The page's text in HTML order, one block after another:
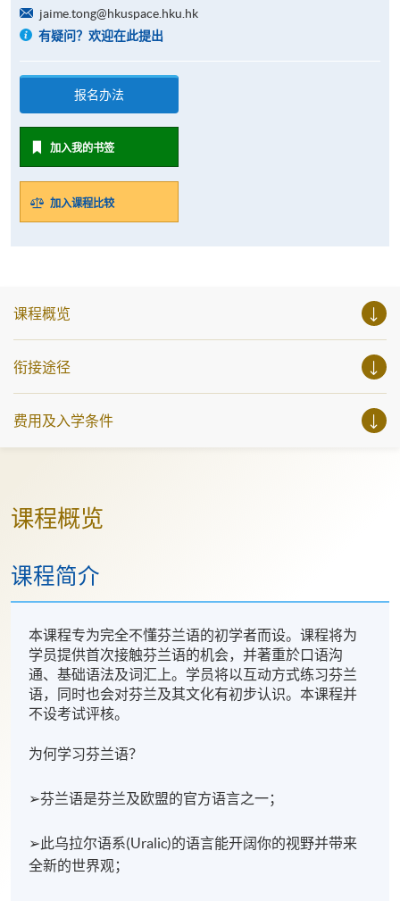
jaime.tong@hkuspace.hku.hk
有疑问？欢迎在此提出
报名办法
加入我的书签
加入课程比较
课程概览
衔接途径
费用及入学条件
课程概览
课程简介
本课程专为完全不懂芬兰语的初学者而设。课程将为
学员提供首次接触芬兰语的机会，并著重於口语沟
通、基础语法及词汇上。学员将以互动方式练习芬兰
语，同时也会对芬兰及其文化有初步认识。本课程并
不设考试评核。
为何学习芬兰语？
➢芬兰语是芬兰及欧盟的官方语言之一；
➢此乌拉尔语系(Uralic)的语言能开阔你的视野并带来
全新的世界观；